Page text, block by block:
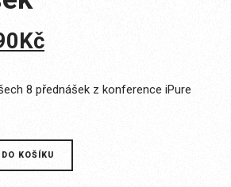
KčAktuální
990Kč.
8 přednášek z konference iPure
KOŠÍKU